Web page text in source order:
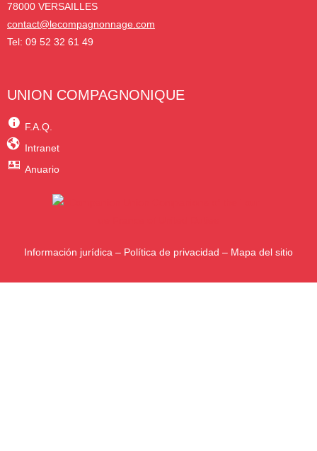
78000 VERSAILLES
contact@lecompagnonnage.com
Tel: 09 52 32 61 49
UNION COMPAGNONIQUE
F.A.Q.
Intranet
Anuario
Información jurídica – Política de privacidad – Mapa del sitio